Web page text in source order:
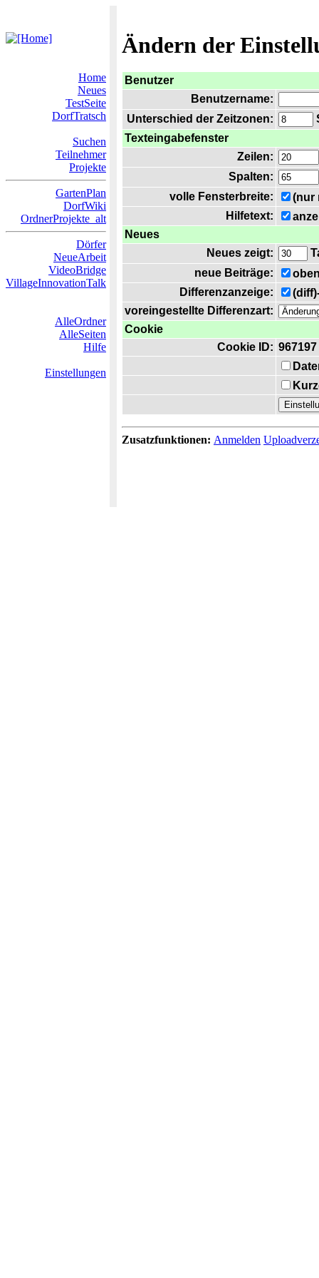
Ändern der
Home
Neues
TestSeite
DorfTratsch
Suchen
Teilnehmer
Projekte
GartenPlan
DorfWiki
OrdnerProjekte_alt
Dörfer
NeueArbeit
VideoBridge
VillageInnovationTalk
AlleOrdner
AlleSeiten
Hilfe
Einstellungen
Benutzer
Benutzername:
Unterschied der Zeitzonen:
Texteingabefenster
Zeilen:
Spalten:
volle Fensterbreite:
(nur
Hilfetext:
Neues
Neues zeigt:
neue Beiträge:
Differenzanzeige:
voreingestellte Differenzart:
Cookie
Cookie ID: 967197
Zusatzfunktionen: Anmelden